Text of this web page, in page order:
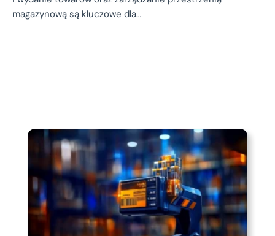
magazynową są kluczowe dla…